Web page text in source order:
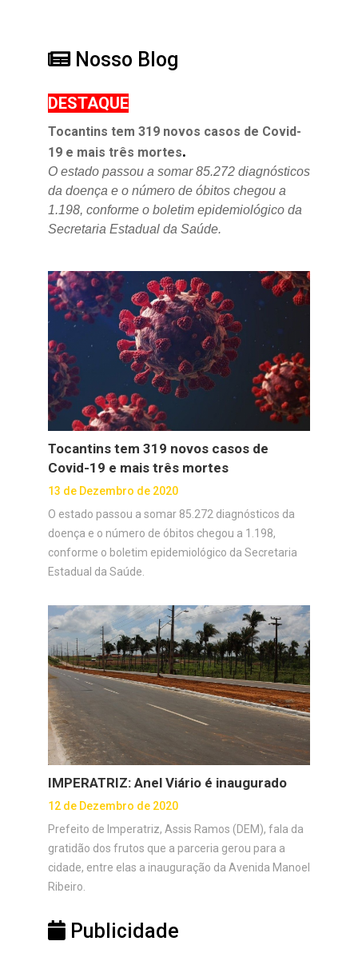
Nosso Blog
DESTAQUE
Tocantins tem 319 novos casos de Covid-
19 e mais três mortes.
O estado passou a somar 85.272 diagnósticos
da doença e o número de óbitos chegou a
1.198, conforme o boletim epidemiológico da
Secretaria Estadual da Saúde.
Tocantins tem 319 novos casos de
Covid-19 e mais três mortes
13 de Dezembro de 2020
O estado passou a somar 85.272 diagnósticos da
doença e o número de óbitos chegou a 1.198,
conforme o boletim epidemiológico da Secretaria
Estadual da Saúde.
IMPERATRIZ: Anel Viário é inaugurado
12 de Dezembro de 2020
Prefeito de Imperatriz, Assis Ramos (DEM), fala da
gratidão dos frutos que a parceria gerou para a
cidade, entre elas a inauguração da Avenida Manoel
Ribeiro.
Publicidade